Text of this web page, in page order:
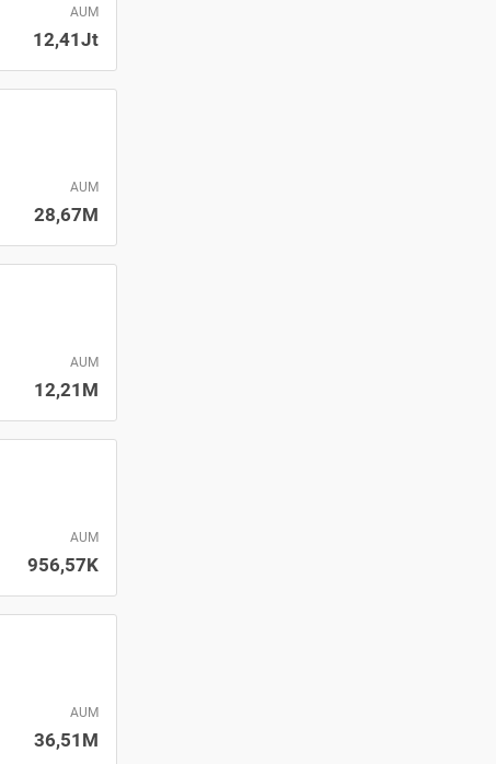
AUM
12,41Jt
AUM
28,67M
AUM
12,21M
AUM
956,57K
AUM
36,51M